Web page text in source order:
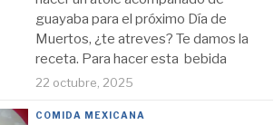
guayaba para el próximo Día de
Muertos, ¿te atreves? Te damos la
receta. Para hacer esta bebida
22 octubre, 2025
COMIDA MEXICANA